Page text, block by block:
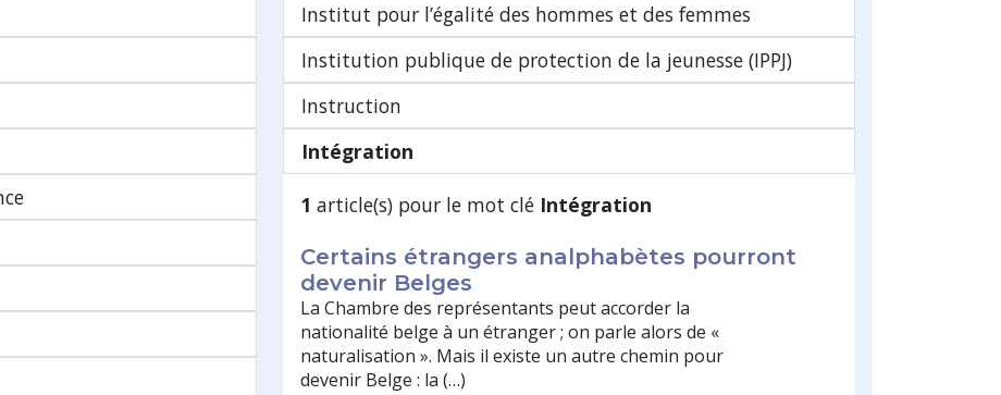
Institut pour l’égalité des hommes et des femmes
Institution publique de protection de la jeunesse (IPPJ)
Instruction
Intégration
1 article(s) pour le mot clé Intégration
Certains étrangers analphabètes pourront
devenir Belges
La Chambre des représentants peut accorder la
nationalité belge à un étranger ; on parle alors de «
naturalisation ». Mais il existe un autre chemin pour
devenir Belge : la (…)